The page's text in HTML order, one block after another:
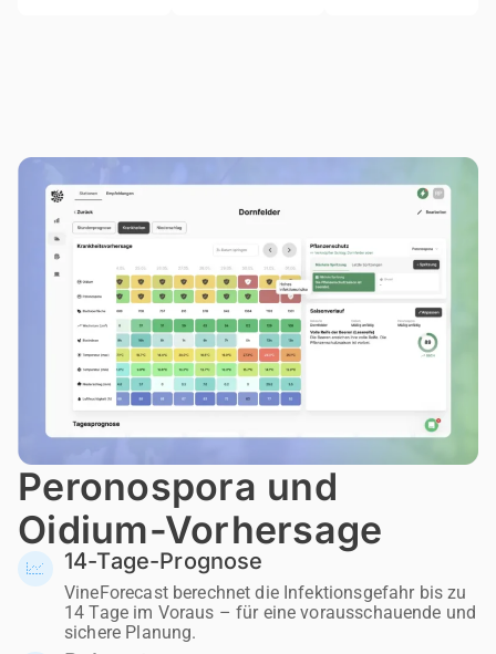
Peronospora und
Oidium-Vorhersage
14-Tage-Prognose
VineForecast berechnet die Infektionsgefahr bis zu
14 Tage im Voraus – für eine vorausschauende und
sichere Planung.